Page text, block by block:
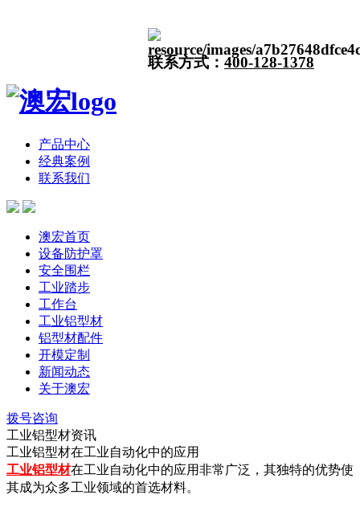
联系方式： 400-128-1378
产品中心
经典案例
联系我们
澳宏首页
设备防护罩
安全围栏
工业踏步
工作台
工业铝型材
铝型材配件
开模定制
新闻动态
关于澳宏
拨号咨询
工业铝型材资讯
工业铝型材在工业自动化中的应用
工业铝型材在工业自动化中的应用非常广泛，其独特的优势使
其成为众多工业领域的首选材料。